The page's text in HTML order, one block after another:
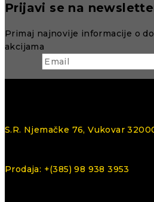
Prijavi se na
Primaj najnovije informacije o
akcijama
S.R. Njemačke 76, Vukovar
Prodaja: +(385) 98 938 3953